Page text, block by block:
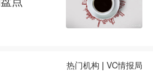
热门机构 |VC情报局